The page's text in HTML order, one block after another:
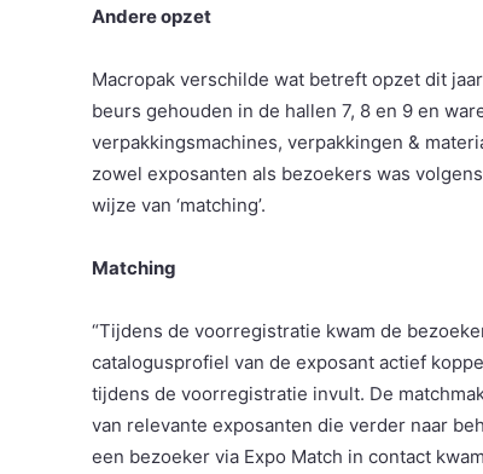
Andere opzet
Macropak verschilde wat betreft opzet dit
beurs gehouden in de hallen 7, 8 en 9 en
verpakkingsmachines, verpakkingen &
zowel exposanten als bezoekers was
wijze van ‘matching’.
Matching
“Tijdens de voorregistratie kwam de
catalogusprofiel van de exposant actief
tijdens de voorregistratie invult. De
van relevante exposanten die verder naar
een bezoeker via Expo Match in contact